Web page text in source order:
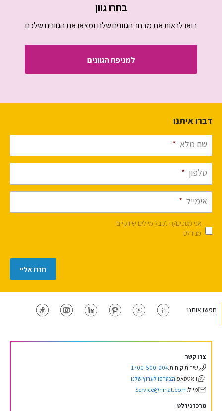
בחרו גוון
בואו לראות את מבחר הגוונים שלנו ומצאו את הגוונים שלכם
למניפת הגוונים
דברו איתנו
שם מלא *
טלפון *
אימייל *
אני מסכים/ה לקבל מיילים שיווקיים
מנירלט
חזרו אליי
חפשו אותנו
צרו קשר
שירות קוחות:1700-500-004
וואטסאפ:הצטרפו לערוץ שלנו
מייל:Service@nirlat.com
מרכז נירלט